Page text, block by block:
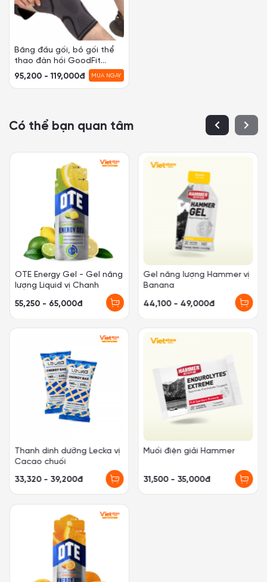
Băng đầu gối, bó gối thể
thao đàn hồi GoodFit
GF518K
95,200 - 119,000đ MUA NGAY
Có thể bạn quan tâm
OTE Energy Gel - Gel năng
lượng Liquid vị Chanh
55,250 - 65,000đ
Gel năng lượng Hammer vị
Banana
44,100 - 49,000đ
Thanh dinh dưỡng Lecka vị
Cacao chuối
33,320 - 39,200đ
Muối điện giải Hammer
31,500 - 35,000đ